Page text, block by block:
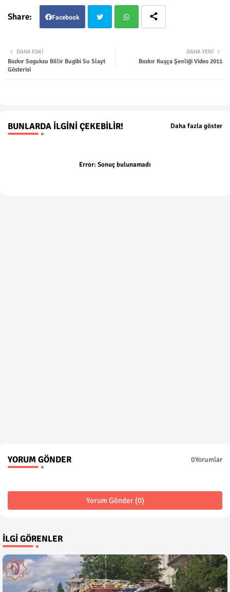
Facebook
ter
DAHA YENI
Bozkır Kuşça Şenliği Video 2011
DAHA ESKI
Bozkır Soguksu Billir Bugibi Su Slayt
Gösterisi
BUNLARDA İLGINI ÇEKEBILIR! Daha fazla göster
Error: Sonuç bulunamadı
YORUM GÖNDER 0Yorumlar
Yorum Gönder (0)
İLGI GÖRENLER